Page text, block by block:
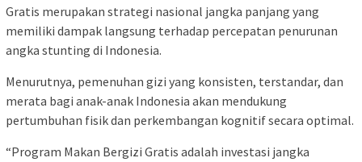
Gratis merupakan strategi nasional jangka panjang yang
memiliki dampak langsung terhadap percepatan penurunan
angka stunting di Indonesia.
Menurutnya, pemenuhan gizi yang konsisten, terstandar, dan
merata bagi anak-anak Indonesia akan mendukung
pertumbuhan fisik dan perkembangan kognitif secara optimal.
“Program Makan Bergizi Gratis adalah investasi jangka